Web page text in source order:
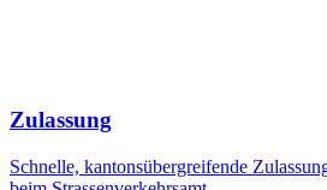
Zulassung
Schnelle, kantonsübergreifende